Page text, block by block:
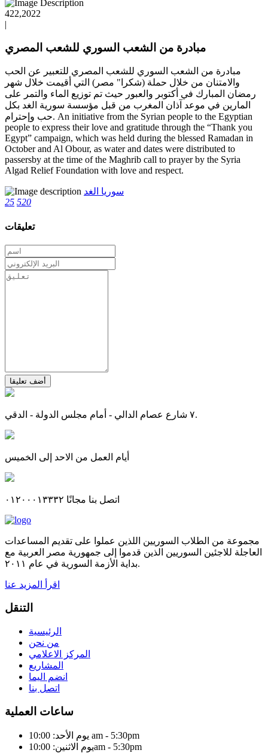
422,2022
|
مبادرة من الشعب السوري للشعب المصري
مبادرة من الشعب السوري للشعب المصري للتعبير عن الحب
والامتنان من خلال حملة (شكرا" مصر) التي أقيمت خلال شهر
رمضان المبارك في أكتوبر والعبور حيث تم توزيع الماء والتمر على
المارين في موعد آذان المغرب من قبل مؤسسة سورية الغد بكل
حب وإحترام. An initiative from the Syrian people to the Egyptian
people to express their love and gratitude through the “Thank you
Egypt” campaign, which was held during the blessed Ramadan in
October and Al Obour, as water and dates were distributed to
passersby at the time of the Maghrib call to prayer by the Syria
Algad Relief Foundation with love and respect.
سوريا الغد
25 520
تعليقات
أضف تعليقا
٧ شارع عصام الدالي - أمام مجلس الدولة - الدقي.
أيام العمل من الاحد إلى الخميس
اتصل بنا مجانًا ٠١٢٠٠٠١٣٣٣٢
مجموعة من الطلاب السوريين اللذين عملوا على تقديم المساعدات
العاجلة للاجئين السوريين الذين قدموا إلى جمهورية مصر العربية مع
بداية الأزمة السورية في عام ٢٠١١.
اقرأ المزيد عنا
التنقل
الرئيسية
من نحن
المركز الاعلامي
المشاريع
انضم اليما
اتصل بنا
ساعات العملية
يوم الأحد: 10:00 am - 5:30pm
يوم الاثنين: 10:00am - 5:30pm